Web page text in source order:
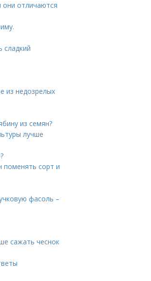
они отличаются
сладкий
из недозрелых
из семян?
лучше
сорт и
фасоль –
сажать чеснок